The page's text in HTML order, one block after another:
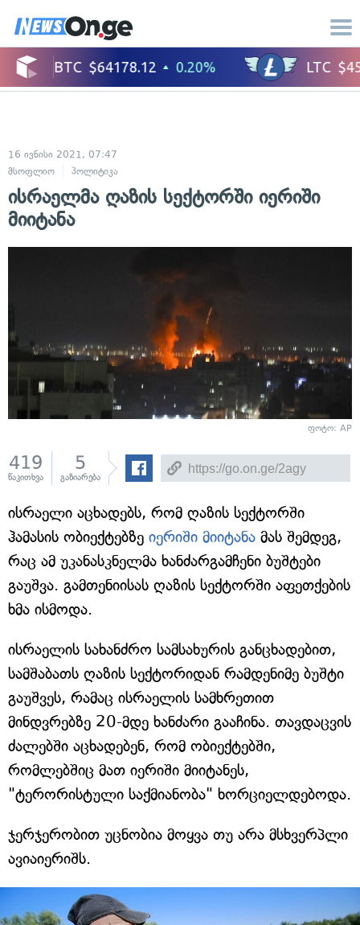
16 ივნისი 2021, 07:47
მსოფლიო
პოლიტიკა
ისრაელმა ღაზის სექტორში იერიში
მიიტანა
ფოტო: AP
419
წაკითხვა
5
გაზიარება
ისრაელი აცხადებს, რომ ღაზის სექტორში
ჰამასის ობიექტებზე იერიში მიიტანა მას შემდეგ,
რაც ამ უკანასკნელმა ხანძარგამჩენი ბუშტები
გაუშვა. გამთენიისას ღაზის სექტორში აფეთქების
ხმა ისმოდა.
ისრაელის სახანძრო სამსახურის განცხადებით,
სამშაბათს ღაზის სექტორიდან რამდენიმე ბუშტი
გაუშვეს, რამაც ისრაელის სამხრეთით
მინდვრებზე 20-მდე ხანძარი გააჩინა. თავდაცვის
ძალებში აცხადებენ, რომ ობიექტებში,
რომლებშიც მათ იერიში მიიტანეს,
"ტერორისტული საქმიანობა" ხორციელდებოდა.
ჯერჯერობით უცნობია მოყვა თუ არა მსხვერპლი
ავიაიერიშს.